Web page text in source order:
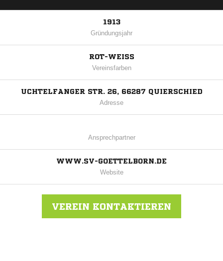
1913
Gründungsjahr
ROT-WEISS
Vereinsfarben
UCHTELFANGER STR. 26, 66287 QUIERSCHIED
Adresse
Ansprechpartner
WWW.SV-GOETTELBORN.DE
Website
VEREIN KONTAKTIEREN